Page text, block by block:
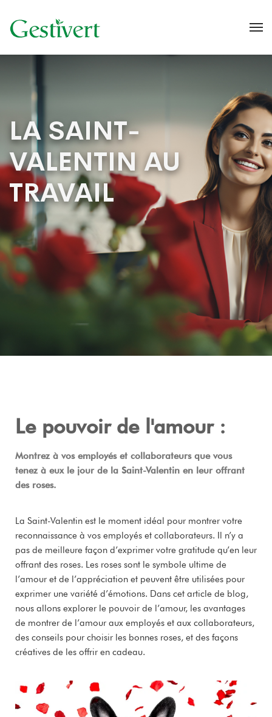
LA SAINT-
VALENTIN AU
TRAVAIL
Le pouvoir de l'amour :
Montrez à vos employés et collaborateurs que vous
tenez à eux le jour de la Saint-Valentin en leur offrant
des roses.
La Saint-Valentin est le moment idéal pour montrer votre
reconnaissance à vos employés et collaborateurs. Il n’y a
pas de meilleure façon d’exprimer votre gratitude qu’en leur
offrant des roses. Les roses sont le symbole ultime de
l’amour et de l’appréciation et peuvent être utilisées pour
exprimer une variété d’émotions. Dans cet article de blog,
nous allons explorer le pouvoir de l’amour, les avantages
de montrer de l’amour aux employés et aux collaborateurs,
des conseils pour choisir les bonnes roses, et des façons
créatives de les offrir en cadeau.